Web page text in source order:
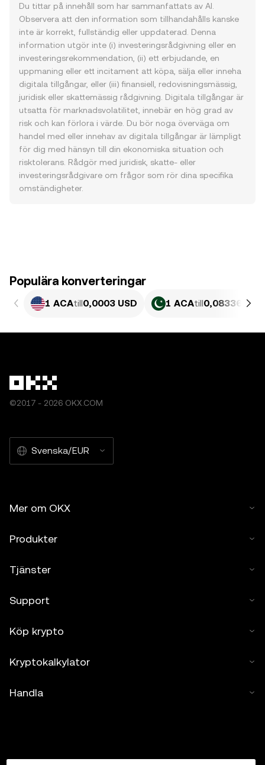
Du tittar på innehåll som har sammanfattats av AI.
Observera att den information som tillhandahålls kanske
inte är korrekt, fullständig eller uppdaterad. Denna
information utgör inte (i) investeringsrådgivning eller en
investeringsrekommendation, (ii) ett erbjudande, en
uppmaning eller ett incitament att köpa, sälja eller inneha
digitala tillgångar, eller (iii) finansiell, redovisningsmässig,
juridisk eller skattemässig rådgivning. Digitala tillgångar är
utsatta för marknadsvolatilitet, innebär en hög grad av
risk och kan förlora i värde. Du bör noga överväga om
handel med eller innehav av digitala tillgångar är lämpligt
för dig med hänsyn till din ekonomiska situation och
risktolerans. Rådgör med juridisk, skatte- eller
investeringsrådgivare om frågor som rör dina specifika
omständigheter.
Populära konverteringar
1 ACAtill0,0003 USD 1 ACAtill0,083361
©2017 - 2026 OKX.COM
Svenska/EUR
Mer om OKX
Produkter
Tjänster
Support
Köp krypto
Kryptokalkylator
Handla